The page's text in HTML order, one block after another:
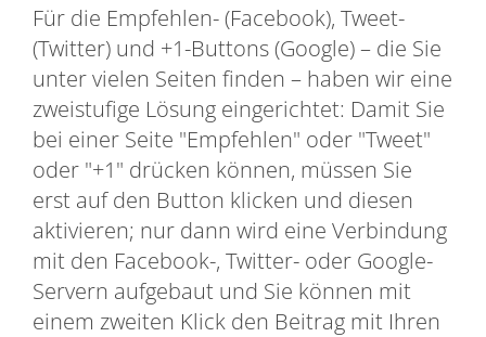
Für die Empfehlen- (Facebook), Tweet-
(Twitter) und +1-Buttons (Google) – die Sie
unter vielen Seiten finden – haben wir eine
zweistufige Lösung eingerichtet: Damit Sie
bei einer Seite "Empfehlen" oder "Tweet"
oder "+1" drücken können, müssen Sie
erst auf den Button klicken und diesen
aktivieren; nur dann wird eine Verbindung
mit den Facebook-, Twitter- oder Google-
Servern aufgebaut und Sie können mit
einem zweiten Klick den Beitrag mit Ihren